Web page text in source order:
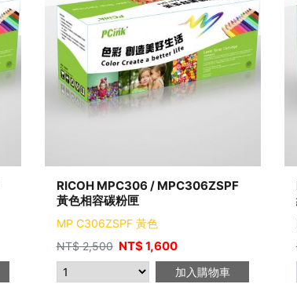
RICOH MPC306 / MPC306ZSPF
黃色相容碳粉匣
MP C306ZSPF 黃色
NT$2,500 NT$1,600
加入購物車